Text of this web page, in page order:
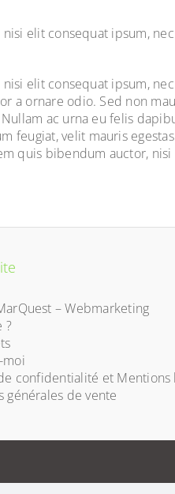
elit consequat ipsum,
elit consequat ipsum,
ornare odio. Sed non
ac urna eu felis
velit mauris
quis bibendum auctor,
– Webmarketing
?
moi
confidentialité et Mentions
générales de vente